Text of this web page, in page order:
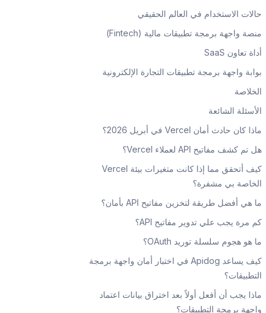
حالات الاستخدام في العالم الحقيقي
منصة واجهة برمجة تطبيقات مالية (Fintech)
أداة تعاون SaaS
بوابة واجهة برمجة تطبيقات التجارة الإلكترونية
الخلاصة
الأسئلة الشائعة
ماذا كان حادث أمان Vercel في أبريل 2026؟
هل تم كشف مفاتيح API لعملاء Vercel؟
كيف أتحقق مما إذا كانت متغيرات بيئة Vercel
الخاصة بي مشفرة؟
ما هي أفضل طريقة لتخزين مفاتيح API بأمان؟
كم مرة يجب علي تدوير مفاتيح API؟
ما هو هجوم سلسلة توريد OAuth؟
كيف يساعد Apidog في اختبار أمان واجهة برمجة
التطبيقات؟
ماذا يجب أن أفعل أولاً بعد اختراق بيانات اعتماد
واجهة برمجة التطبيقات؟